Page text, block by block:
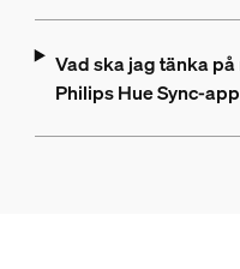
Vad ska jag tänka
Philips Hue Sync-